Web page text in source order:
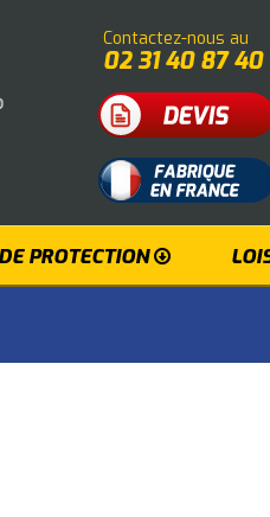
Contactez-nous au
02 31 40 87 40
PROTECTION